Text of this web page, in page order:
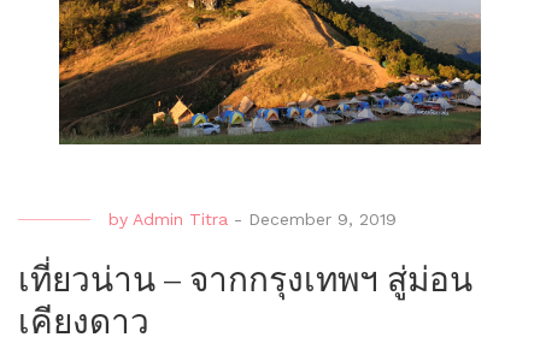
by Admin Titra - December 9, 2019
เที่ยวน่าน – จากกรุงเทพฯ สู่ม่อน
เคียงดาว